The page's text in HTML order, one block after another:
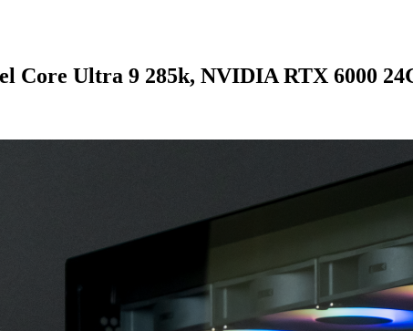
Core Ultra 9 285k, NVIDIA RTX 6000